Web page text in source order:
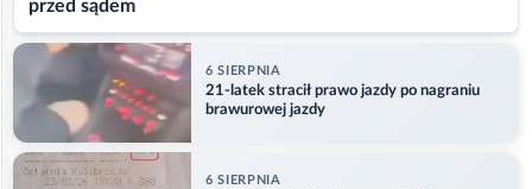
przed sądem
6 SIERPNIA
21-latek stracił prawo jazdy po nagraniu
brawurowej jazdy
6 SIERPNIA